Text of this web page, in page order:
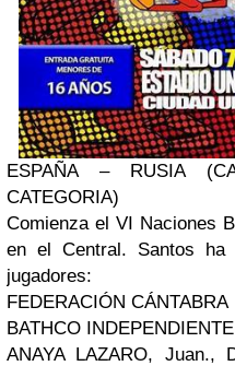
ESPAÑA – RUSIA
CATEGORIA)
Comienza el VI Naciones
en el Central. Santos ha
jugadores:
FEDERACIÓN CÁNTABRA
BATHCO INDEPENDIENTE
ANAYA LAZARO, Juan.,